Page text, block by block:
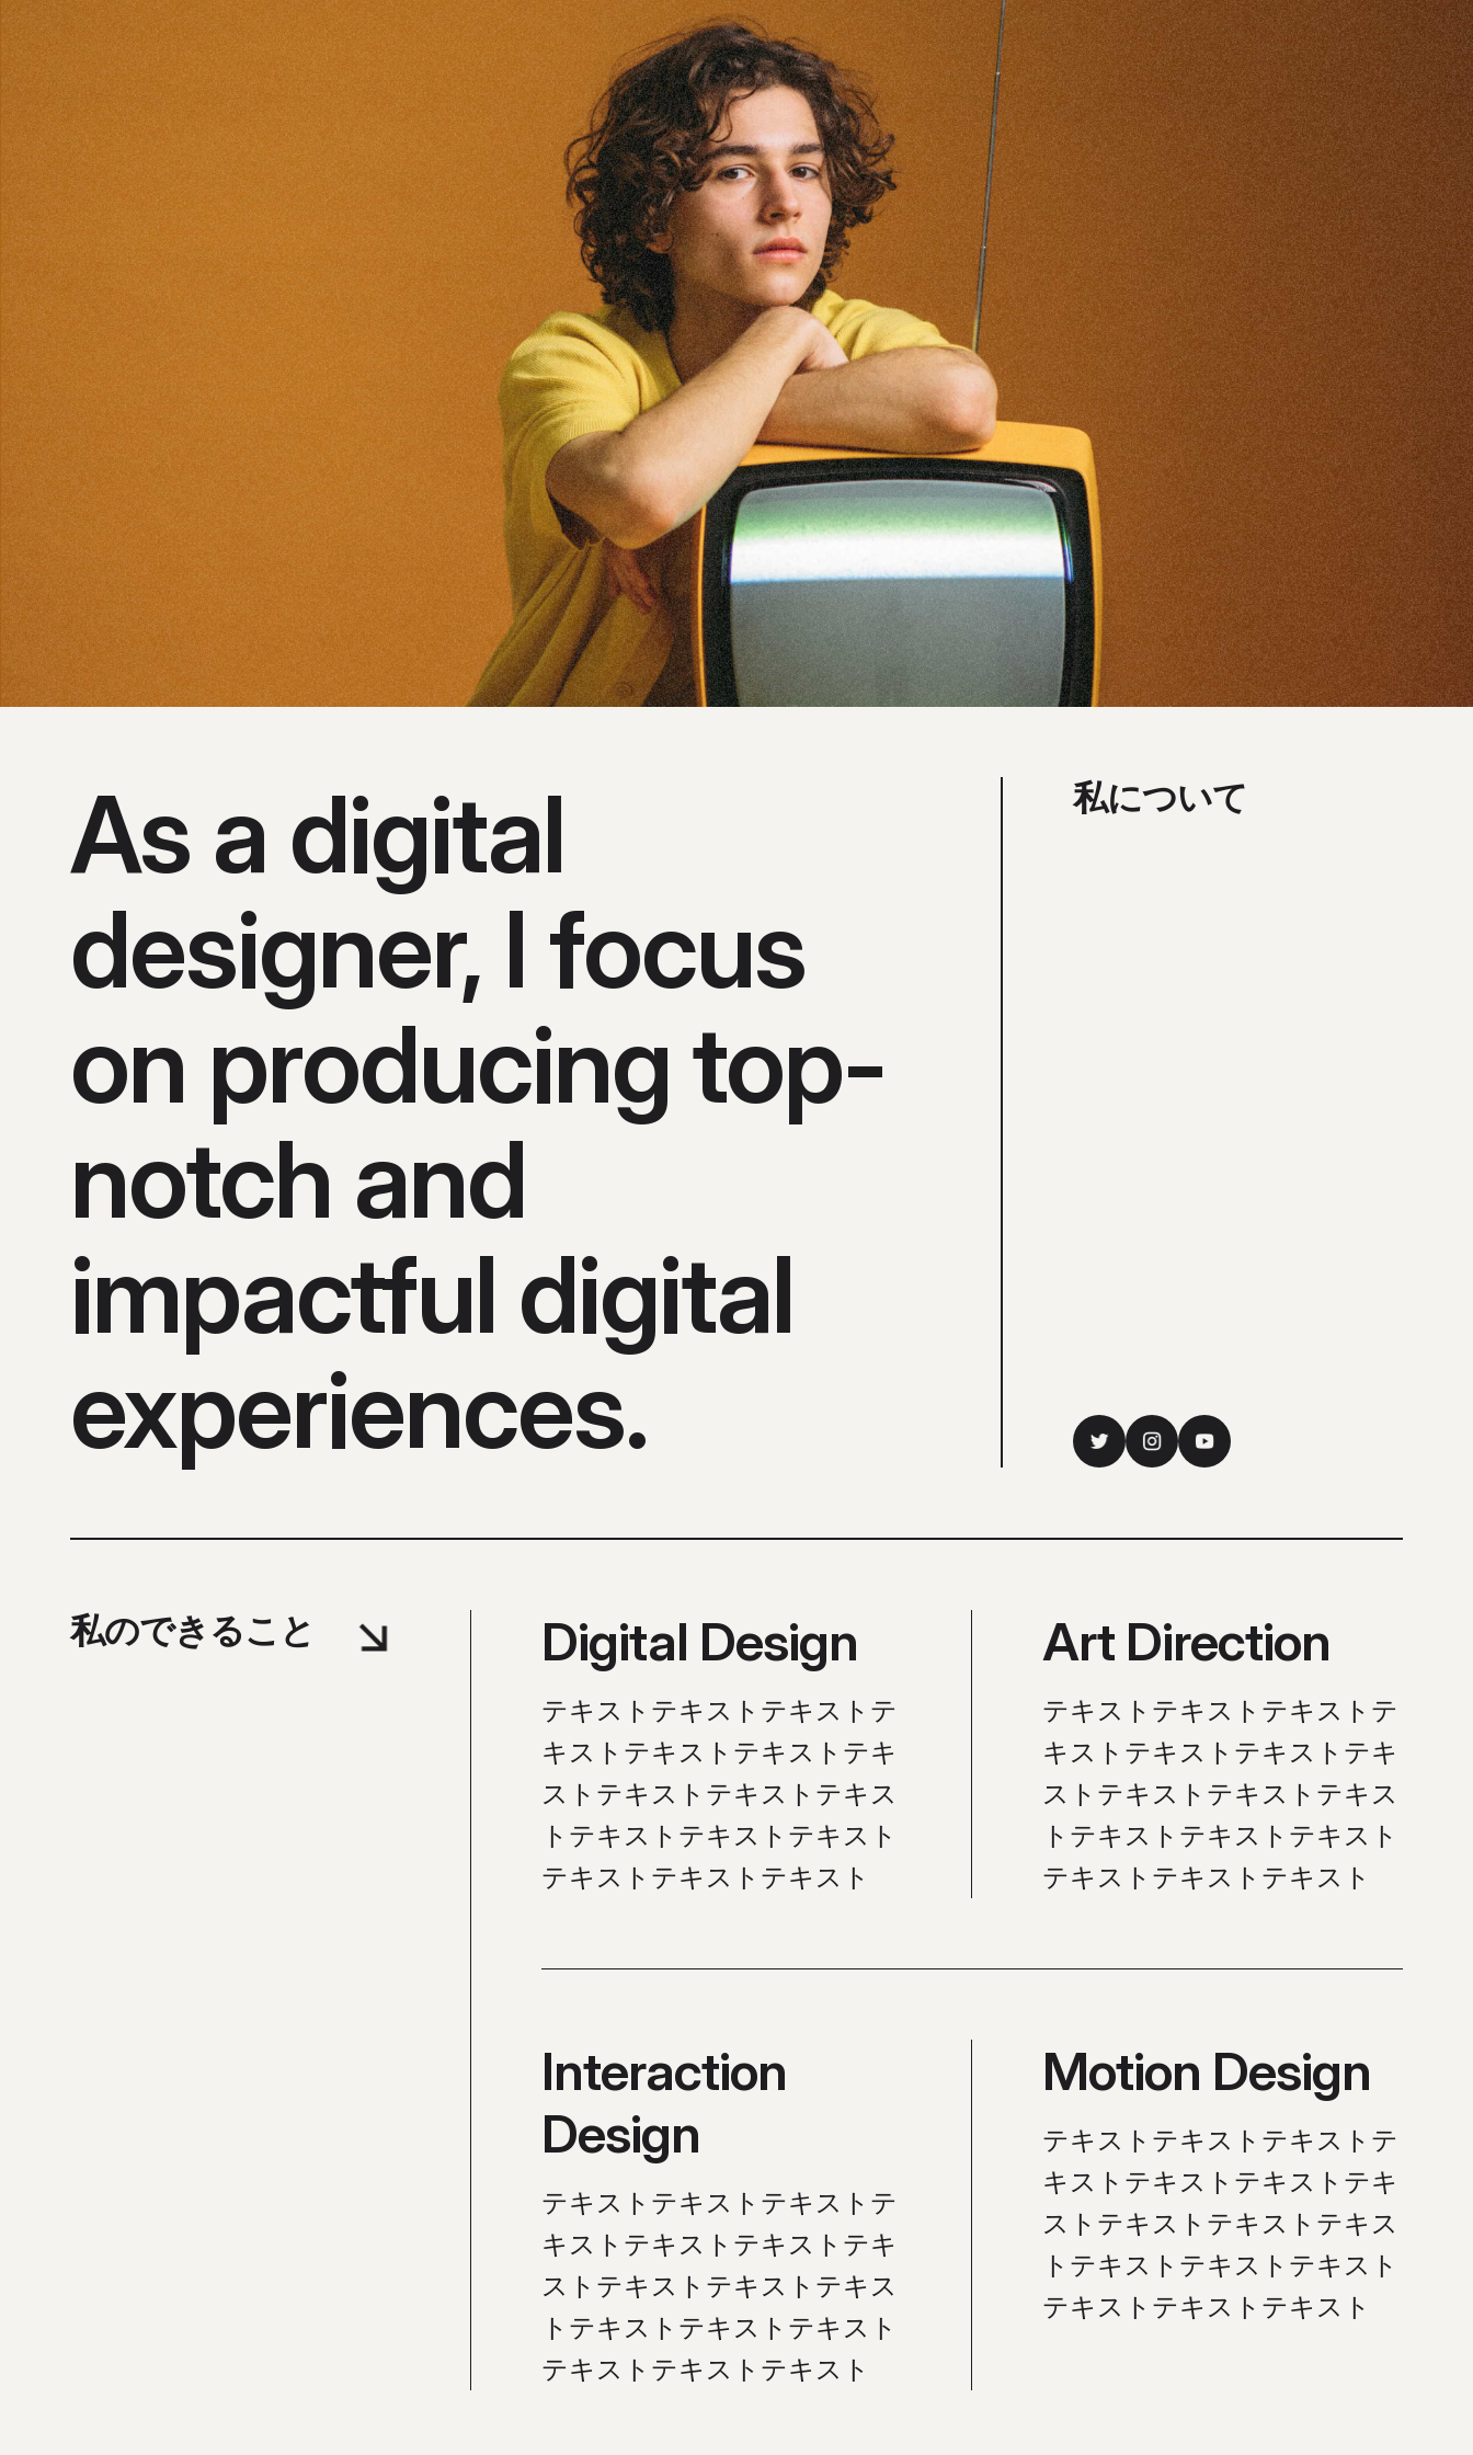
私について
As a digital
designer, I focus
on producing top-
notch and
impactful digital
experiences.
私のできること Digital Design
テキストテキストテキストテ
キストテキストテキストテキ
ストテキストテキストテキス
トテキストテキストテキスト
テキストテキストテキスト
Art Direction
テキストテキストテキストテ
キストテキストテキストテキ
ストテキストテキストテキス
トテキストテキストテキスト
テキストテキストテキスト
Interaction
Design
テキストテキストテキストテ
キストテキストテキストテキ
ストテキストテキストテキス
トテキストテキストテキスト
テキストテキストテキスト
Motion Design
テキストテキストテキストテ
キストテキストテキストテキ
ストテキストテキストテキス
トテキストテキストテキスト
テキストテキストテキスト